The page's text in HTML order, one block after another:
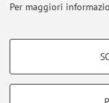
Per maggiori
COOKIE DI
Linee guida per la
Area riservata
Accedi tramitelogin